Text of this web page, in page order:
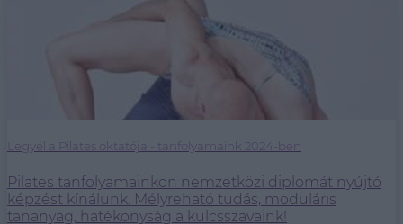
Legyél a Pilates oktatója - tanfolyamaink 2024-ben
Pilates tanfolyamainkon nemzetközi diplomát nyújtó
képzést kínálunk. Mélyreható tudás, moduláris
tananyag, hatékonyság a kulcsszavaink!